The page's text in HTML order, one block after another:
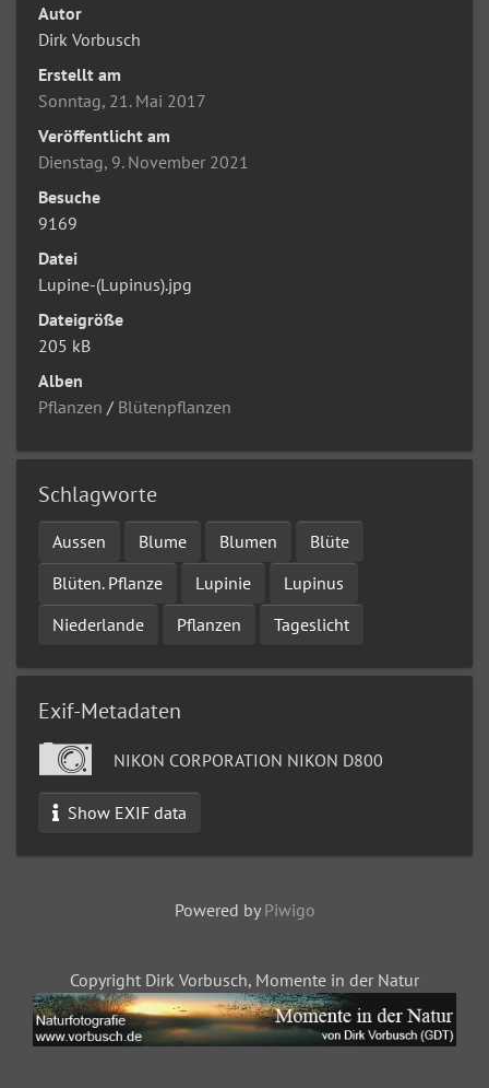
Autor
Dirk Vorbusch
Erstellt am
Sonntag, 21. Mai 2017
Veröffentlicht am
Dienstag, 9. November 2021
Besuche
9169
Datei
Lupine-(Lupinus).jpg
Dateigröße
205 kB
Alben
Pflanzen / Blütenpflanzen
Schlagworte
Aussen Blume Blumen
Blüte
Blüten. Pflanze
Lupinie
Lupinus
Niederlande
Pflanzen Tageslicht
Exif-Metadaten
NIKON CORPORATION NIKON D800
Show EXIF data
Powered by Piwigo
Copyright Dirk Vorbusch, Momente in der Natur